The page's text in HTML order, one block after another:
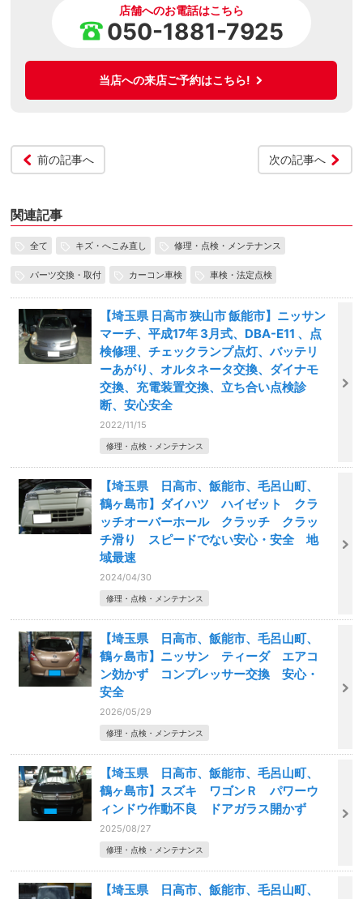
店舗へのお電話はこちら
050-1881-7925
当店への来店ご予約はこちら!
前の記事へ 次の記事へ
関連記事
全て キズ・へこみ直し 修理・点検・メンテナンス
パーツ交換・取付 カーコン車検 車検・法定点検
【埼玉県 日高市 狭山市 飯能市】ニッサン
マーチ、平成17年 3月式、DBA-E11 、点
検修理、チェックランプ点灯、バッテリ
ーあがり、オルタネータ交換、ダイナモ
交換、充電装置交換、立ち合い点検診
断、安心安全
2022/11/15
修理・点検・メンテナンス
【埼玉県 日高市、飯能市、毛呂山町、
鶴ヶ島市】ダイハツ ハイゼット クラ
ッチオーバーホール クラッチ クラッ
チ滑り スピードでない安心・安全 地
域最速
2024/04/30
修理・点検・メンテナンス
【埼玉県 日高市、飯能市、毛呂山町、
鶴ヶ島市】ニッサン ティーダ エアコ
ン効かず コンプレッサー交換 安心・
安全
2026/05/29
修理・点検・メンテナンス
【埼玉県 日高市、飯能市、毛呂山町、
鶴ヶ島市】スズキ ワゴンＲ パワーウ
ィンドウ作動不良 ドアガラス開かず
2025/08/27
修理・点検・メンテナンス
【埼玉県 日高市、飯能市、毛呂山町、